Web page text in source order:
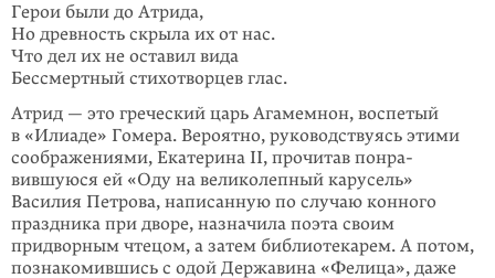
Герои были до Атрида,
Но древность скрыла их от нас.
Что дел их не оставил вида
Бессмертный стихотворцев глас.
Атрид — это греческий царь Агамемнон, воспетый
в «Илиаде» Гомера. Веро­ятно, руководствуясь этими
соображениями, Екатерина II, прочитав понра­
вившуюся ей «Оду на великолепный карусель»
Василия Петрова, написанную по случаю конного
праздника при дворе, назначила поэта своим
придворным чтецом, а затем библиотека­рем. А потом,
познакомившись с одой Державина «Фелица», даже